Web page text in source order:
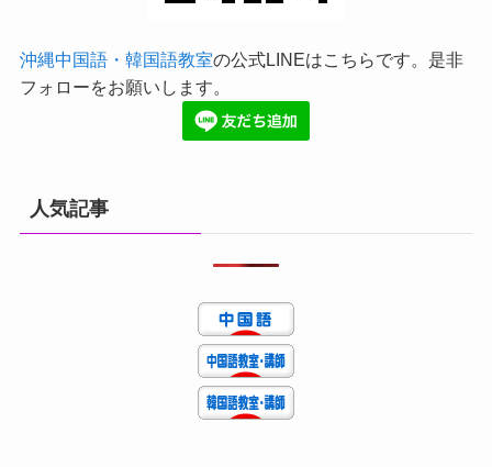
沖縄中国語・韓国語教室の公式LINEはこちらです。是非
フォローをお願いします。
人気記事